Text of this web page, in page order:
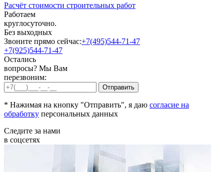
Расчёт стоимости строительных работ
Работаем
круглосуточно.
Без выходных
Звоните прямо сейчас:+7(495)544-71-47
+7(925)544-71-47
Остались
вопросы? Мы Вам
перезвоним:
* Нажимая на кнопку "Отправить", я даю согласие на
обработку персональных данных
Следите за нами
в соцсетях